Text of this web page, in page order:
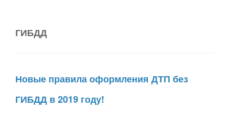
ГИБДД
Новые правила оформления ДТП без
ГИБДД в 2019 году!